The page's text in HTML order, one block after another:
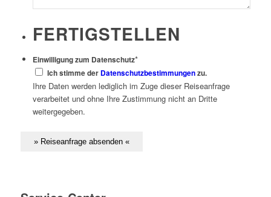
FERTIGSTELLEN
Einwilligung zum Datenschutz*
Ich stimme der Datenschutzbestimmungenzu.
Ihre Daten werden lediglich im Zuge dieser Reiseanfrage
verarbeitet und ohne Ihre Zustimmung nicht an Dritte
weitergegeben.